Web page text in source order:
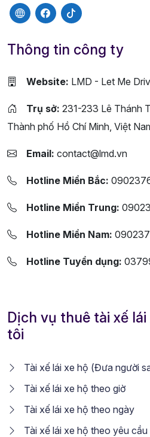
Thông tin công ty
Website: LMD - Let Me
Trụ sở: 231-233 Lê Thánh
Thành phố Hồ Chí Minh, Việt
Email: contact@lmd.vn
Hotline Miền Bắc:
Hotline Miền Trung:
Hotline Miền Nam:
Hotline Tuyển dụng:
Dịch vụ thuê tài xế
tôi
Tài xế lái xe hộ (Đưa người
Tài xế lái xe hộ theo giờ
Tài xế lái xe hộ theo ngày
Tài xế lái xe hộ theo yêu cầu